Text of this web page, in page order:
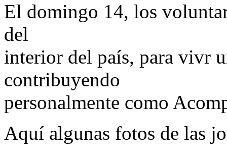
El domingo 14, los
del
interior del país, para vivr
contribuyendo
personalmente como
Aquí algunas fotos de las